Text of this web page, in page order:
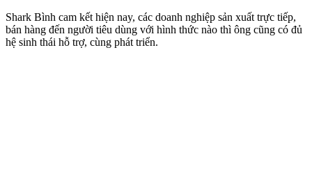
Shark Bình cam kết hiện nay, các doanh nghiệp sản xuất trực tiếp,
bán hàng đến người tiêu dùng với hình thức nào thì ông cũng có đủ
hệ sinh thái hỗ trợ, cùng phát triển.